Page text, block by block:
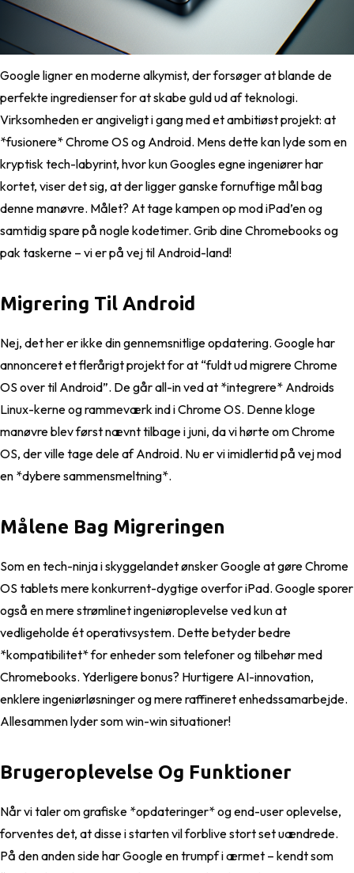
Google ligner en moderne alkymist, der forsøger at blande de
perfekte ingredienser for at skabe guld ud af teknologi.
Virksomheden er angiveligt i gang med et ambitiøst projekt: at
*fusionere* Chrome OS og Android. Mens dette kan lyde som en
kryptisk tech-labyrint, hvor kun Googles egne ingeniører har
kortet, viser det sig, at der ligger ganske fornuftige mål bag
denne manøvre. Målet? At tage kampen op mod iPad’en og
samtidig spare på nogle kodetimer. Grib dine Chromebooks og
pak taskerne – vi er på vej til Android-land!
Migrering Til Android
Nej, det her er ikke din gennemsnitlige opdatering. Google har
annonceret et flerårigt projekt for at “fuldt ud migrere Chrome
OS over til Android”. De går all-in ved at *integrere* Androids
Linux-kerne og rammeværk ind i Chrome OS. Denne kloge
manøvre blev først nævnt tilbage i juni, da vi hørte om Chrome
OS, der ville tage dele af Android. Nu er vi imidlertid på vej mod
en *dybere sammensmeltning*.
Målene Bag Migreringen
Som en tech-ninja i skyggelandet ønsker Google at gøre Chrome
OS tablets mere konkurrent-dygtige overfor iPad. Google sporer
også en mere strømlinet ingeniøroplevelse ved kun at
vedligeholde ét operativsystem. Dette betyder bedre
*kompatibilitet* for enheder som telefoner og tilbehør med
Chromebooks. Yderligere bonus? Hurtigere AI-innovation,
enklere ingeniørløsninger og mere raffineret enhedssamarbejde.
Allesammen lyder som win-win situationer!
Brugeroplevelse Og Funktioner
Når vi taler om grafiske *opdateringer* og end-user oplevelse,
forventes det, at disse i starten vil forblive stort set uændrede.
På den anden side har Google en trumpf i ærmet – kendt som